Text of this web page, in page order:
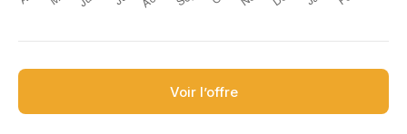
Voir l’offre